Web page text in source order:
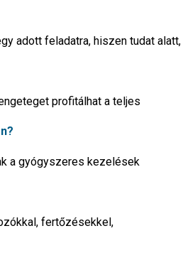
adott feladatra, hiszen tudat alatt,
profitálhat a teljes
a gyógyszeres kezelések
fertőzésekkel,